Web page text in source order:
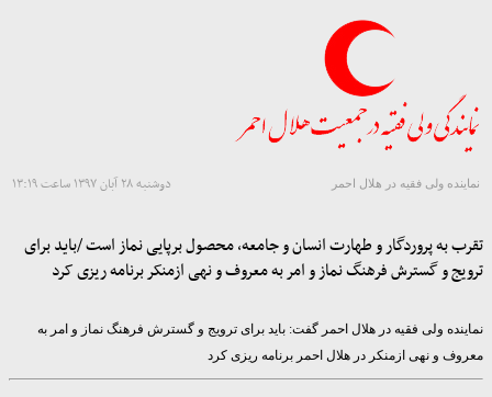
نماینده ولی فقیه در هلال احمر دوشنبه ۲۸ آبان ۱۳۹۷ ساعت ۱۳:۱۹
تقرب به پروردگار و طهارت انسان و جامعه، محصول برپایی نماز است /باید برای
ترویج و گسترش فرهنگ نماز و امر به معروف و نهی ازمنکر برنامه ریزی کرد
نماینده ولی فقیه در هلال احمر گفت: باید برای ترویج و گسترش فرهنگ نماز و امر به
معروف و نهی ازمنکر در هلال احمر برنامه ریزی کرد